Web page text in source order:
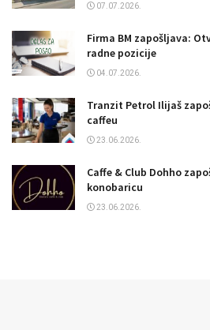
07.07.2026.
Firma BM zapošljava:
radne pozicije
04.07.2026.
Tranzit Petrol Ilijaš
caffeu
23.06.2026.
Caffe & Club Dohho
konobaricu
23.06.2026.